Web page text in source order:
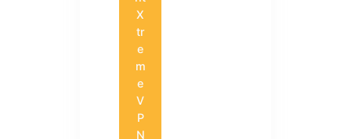
X
tr
e
m
e
V
P
N